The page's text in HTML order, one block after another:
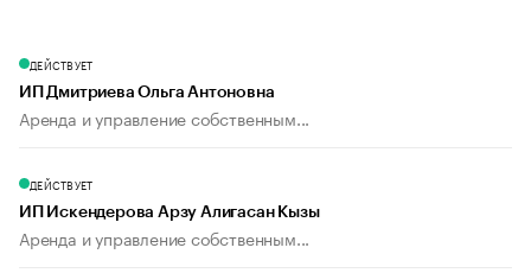
ДЕЙСТВУЕТ
ИП Дмитриева Ольга Антоновна
Аренда и управление собственным...
ДЕЙСТВУЕТ
ИП Искендерова Арзу Алигасан Кызы
Аренда и управление собственным...